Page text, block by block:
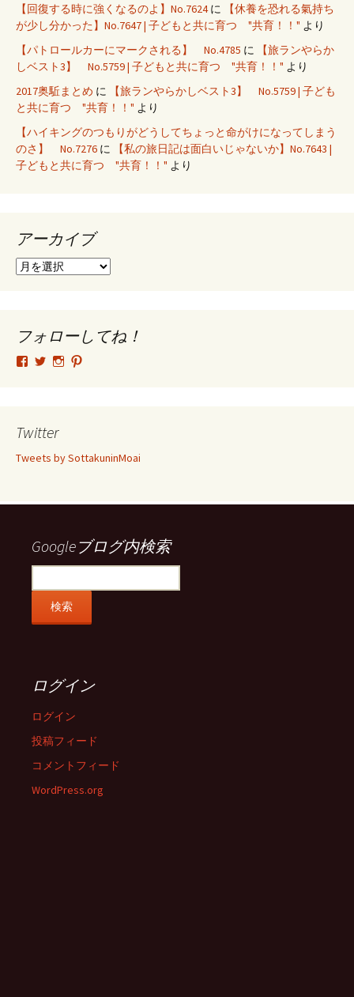
【回復する時に強くなるのよ】No.7624に
【休養を恐れる氣持ち
が少し分かった】No.7647 | 子どもと共に育つ "共育！！" より
【パトロールカーにマークされる】 No.4785 に
【旅ランやらか
しベスト3】 No.5759 | 子どもと共に育つ "共育！！" より
2017奥駈まとめ に
【旅ランやらかしベスト3】 No.5759 | 子ども
と共に育つ "共育！！" より
【ハイキングのつもりがどうしてちょっと命がけになってしまう
のさ】 No.7276 に
【私の旅日記は面白いじゃないか】No.7643 |
子どもと共に育つ "共育！！" より
アーカイブ
ア
ブ
フォローしてね！
tsutomu.hattori.33
フ
ー
SottakuninMoai
フ
ー
tsutomu.hattori.33
ー ー
示
Twitter
Tweets by SottakuninMoai
Googleブログ内検索
ログイン
ログイン
投稿フィード
コメントフィード
WordPress.org